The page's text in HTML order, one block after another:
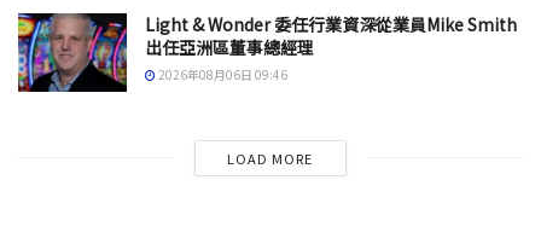
Light & Wonder 委任行業資深從業員Mike Smith
出任亞洲區董事總經理
2026年08月06日 09:46
LOAD MORE